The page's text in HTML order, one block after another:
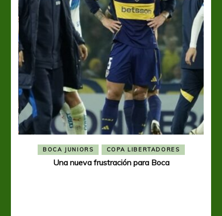
BOCA JUNIORS COPA LIBERTADORES
Una nueva frustración para Boca